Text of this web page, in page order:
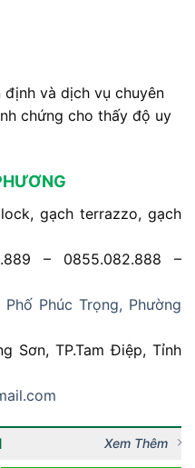
và dịch vụ chuyên
chứng cho thấy độ uy
gạch terrazzo, gạch
– 0855.082.888 –
Phúc Trọng, Phường
Sơn, TP.Tam Điệp, Tỉnh
Xem Thêm